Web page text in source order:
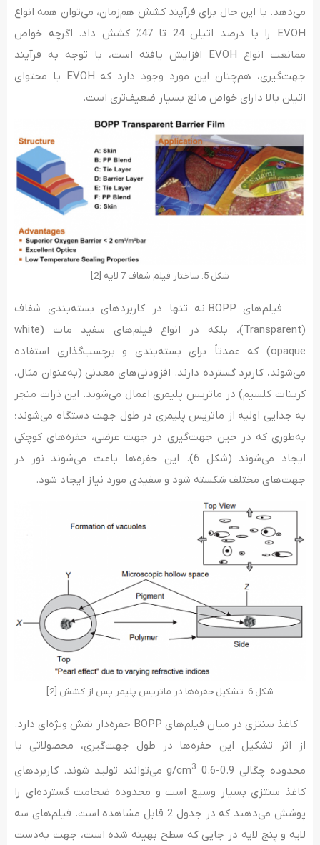
می‌دهد. با این حال برای فرآیند کشش هم‌زمان، می‌توان همه انواع
EVOH را با درصد اتیلن 24 تا 47٪ کشش داد. اگرچه خواص
ممانعت انواع EVOH افزایش یافته است، با توجه به فرآیند
جهت‌گیری، هم‌چنان این مورد وجود دارد که EVOH با محتوای
اتیلن بالا دارای خواص مانع بسیار ضعیف‌تری است.
شکل 5. ساختار فیلم شفاف 7 لایه [2]
فیلم‌های BOPP نه تنها در کاربردهای بسته‌بندی شفاف
(Transparent)، بلکه در انواع فیلم‌های سفید مات (white
opaque) که عمدتاً برای بسته‌بندی و برچسب‌گذاری استفاده
می‌شوند، کاربرد گسترده دارند. افزودنی‌های معدنی (به‌عنوان مثال،
کربنات کلسیم) در ماتریس پلیمری اعمال می‌شوند. این ذرات منجر
به جدایی اولیه از ماتریس پلیمری در طول جهت دستگاه می‌شوند؛
به‌طوری که در حین جهت‌گیری در جهت عرضی، حفره‌های کوچکی
ایجاد می‌شوند (شکل 6). این حفره‌ها باعث می‌شوند نور در
جهت‌های مختلف شکسته شود و سفیدی مورد نیاز ایجاد شود.
شکل 6. تشکیل حفره‌ها در ماتریس پلیمر پس از کشش [2]
کاغذ سنتزی در میان فیلم‌های BOPP حفره‌دار نقش ویژه‌ای دارد.
از اثر تشکیل این حفره‌ها در طول جهت‌گیری، محصولاتی با
محدوده چگالی g/cm
3
0.6-0.9 می‌توانند تولید شوند. کاربردهای
کاغذ سنتزی بسیار وسیع است و محدوده ضخامت گسترده‌ای را
پوشش می‌دهند که در جدول 2 قابل مشاهده است. فیلم‌های سه
لایه و پنج لایه در جایی که سطح بهینه شده است، جهت به‌دست